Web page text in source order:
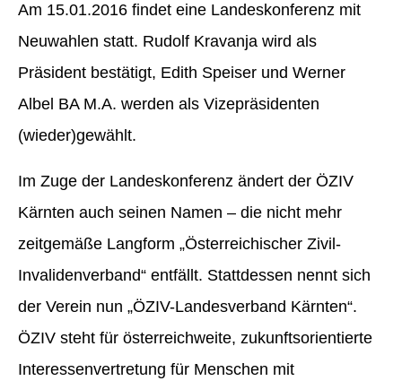
Am 15.01.2016 findet eine Landeskonferenz mit
Neuwahlen statt. Rudolf Kravanja wird als
Präsident bestätigt, Edith Speiser und Werner
Albel BA M.A. werden als Vizepräsidenten
(wieder)gewählt.
Im Zuge der Landeskonferenz ändert der ÖZIV
Kärnten auch seinen Namen – die nicht mehr
zeitgemäße Langform „Österreichischer Zivil-
Invalidenverband“ entfällt. Stattdessen nennt sich
der Verein nun „ÖZIV-Landesverband Kärnten“.
ÖZIV steht für österreichweite, zukunftsorientierte
Interessenvertretung für Menschen mit